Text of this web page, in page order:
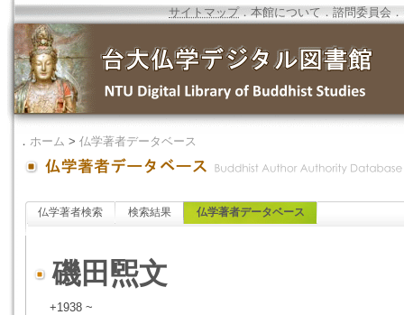
サイトマップ．本館について ．諮問委員会 ．
． ホーム > 仏学著者データベース
仏学著者検索 検索結果 仏学著者データベース
磯田煕文
+1938 ~